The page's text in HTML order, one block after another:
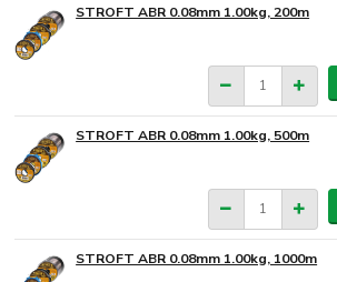
STROFT ABR 0.08mm 1.00kg, 200m
STROFT ABR 0.08mm 1.00kg, 500m
STROFT ABR 0.08mm 1.00kg, 1000m